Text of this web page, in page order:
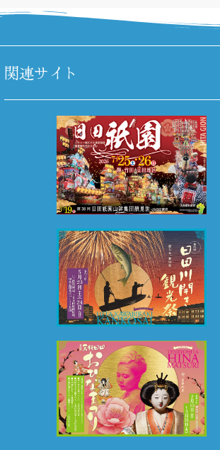
関連サイト